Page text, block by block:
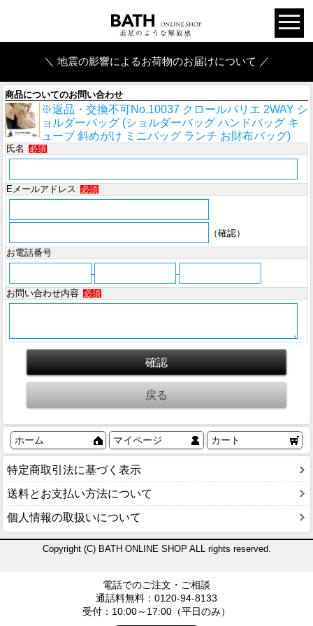
＼ 地震の影響によるお荷物のお届けについて ／
商品についてのお問い合わせ
※返品・交換不可No.10037 クロールバリエ 2WAY シ
ョルダーバッグ (ショルダーバッグ ハンドバッグ キ
ューブ 斜めがけ ミニバッグ ランチ お財布バッグ)
氏名 必須
Eメールアドレス 必須
（確認）
お電話番号
-
-
お問い合わせ内容
必須
ホーム マイページ カート
特定商取引法に基づく表示
送料とお支払い方法について
個人情報の取扱いについて
Copyright (C) BATH ONLINE SHOP ALL rights reserved.
電話でのご注文・ご相談
通話料無料：0120-94-8133
受付：10:00～17:00（平日のみ）